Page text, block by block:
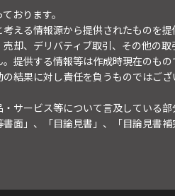
おります。
える情報源から提供されたものを
却、デリバティブ取引、その他の
提供する情報等は作成時現在のも
結果に対し責任を負うものではご
サービス等について言及している
書面」、「目論見書」、「目論見書